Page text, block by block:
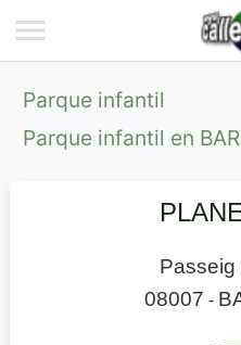
Parque infantil
Parque infantil en
Passeig
08007 -